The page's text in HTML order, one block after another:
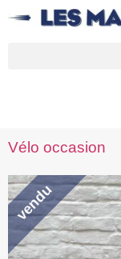
Vélo occasion
vendu